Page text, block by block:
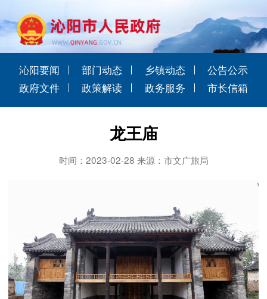
沁阳要闻 部门动态 乡镇动态
公告公示
政府文件
政策解读 政务服务 市长信箱
龙王庙
时间：2023-02-28 来源：市文广旅局